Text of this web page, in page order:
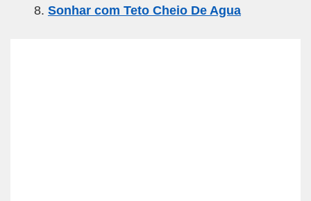
Sonhar com Teto Cheio De Agua